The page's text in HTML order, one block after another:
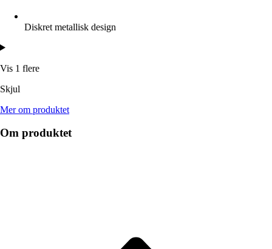
Diskret metallisk design
Vis 1 flere
Skjul
Mer om produktet
Om produktet